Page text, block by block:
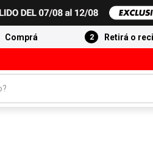
Comprá Retirá o